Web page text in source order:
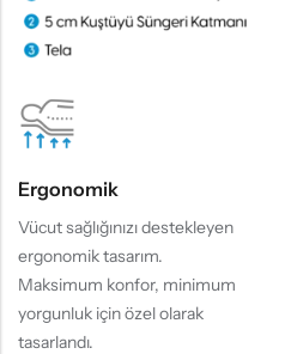
Ergonomik
Vücut sağlığınızı destekleyen
ergonomik tasarım.
Maksimum konfor, minimum
yorgunluk için özel olarak
tasarlandı.